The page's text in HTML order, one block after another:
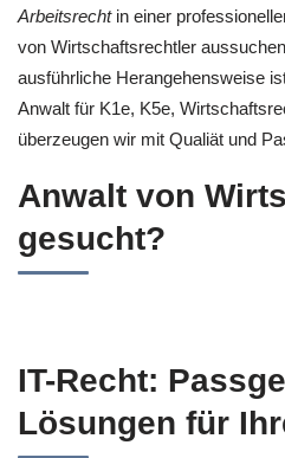
Arbeitsrechtin einer
von Wirtschaftsrechtler
ausführliche Herangehensweise
Anwalt für K1e, K5e,
überzeugen wir mit Qualiät und
Anwalt von
gesucht?
IT-Recht:
Lösungen für